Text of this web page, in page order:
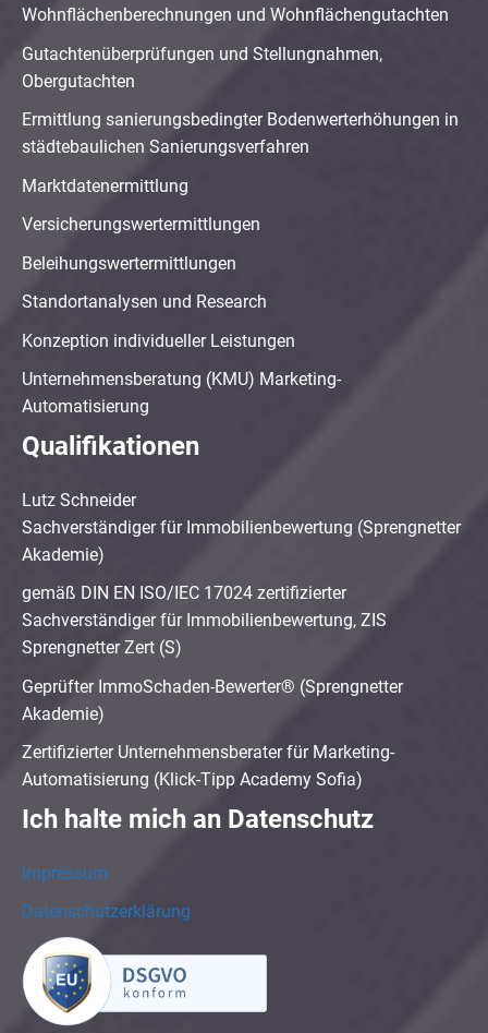
Wohnflächenberechnungen und Wohnflächengutachten
Gutachtenüberprüfungen und Stellungnahmen,
Obergutachten
Ermittlung sanierungsbedingter Bodenwerterhöhungen in
städtebaulichen Sanierungsverfahren
Marktdatenermittlung
Versicherungswertermittlungen
Beleihungswertermittlungen
Standortanalysen und Research
Konzeption individueller Leistungen
Unternehmensberatung (KMU) Marketing-
Automatisierung
Qualifikationen
Lutz Schneider
Sachverständiger für Immobilienbewertung (Sprengnetter
Akademie)
gemäß DIN EN ISO/IEC 17024 zertifizierter
Sachverständiger für Immobilienbewertung, ZIS
Sprengnetter Zert (S)
Geprüfter ImmoSchaden-Bewerter® (Sprengnetter
Akademie)
Zertifizierter Unternehmensberater für Marketing-
Automatisierung (Klick-Tipp Academy Sofia)
Ich halte mich an Datenschutz
Impressum
Datenschutzerklärung